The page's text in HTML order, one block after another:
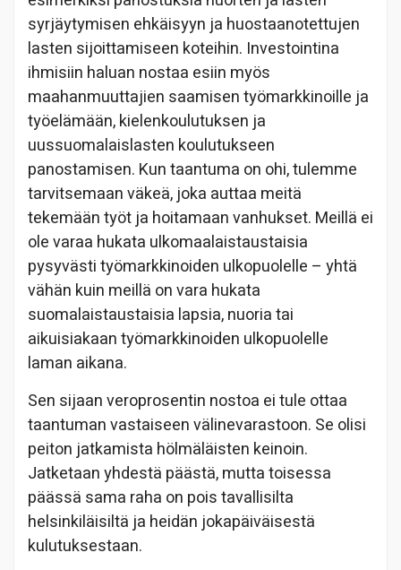
syrjäytymisen ehkäisyyn ja huostaanotettujen
lasten sijoittamiseen koteihin. Investointina
ihmisiin haluan nostaa esiin myös
maahanmuuttajien saamisen työmarkkinoille ja
työelämään, kielenkoulutuksen ja
uussuomalaislasten koulutukseen
panostamisen. Kun taantuma on ohi, tulemme
tarvitsemaan väkeä, joka auttaa meitä
tekemään työt ja hoitamaan vanhukset. Meillä ei
ole varaa hukata ulkomaalaistaustaisia
pysyvästi työmarkkinoiden ulkopuolelle – yhtä
vähän kuin meillä on vara hukata
suomalaistaustaisia lapsia, nuoria tai
aikuisiakaan työmarkkinoiden ulkopuolelle
laman aikana.
Sen sijaan veroprosentin nostoa ei tule ottaa
taantuman vastaiseen välinevarastoon. Se olisi
peiton jatkamista hölmäläisten keinoin.
Jatketaan yhdestä päästä, mutta toisessa
päässä sama raha on pois tavallisilta
helsinkiläisiltä ja heidän jokapäiväisestä
kulutuksestaan.